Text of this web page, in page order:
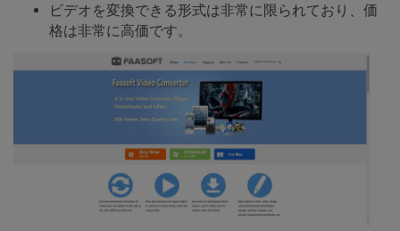
ビデオを変換できる形式は非常に限られており、価
格は非常に高価です。